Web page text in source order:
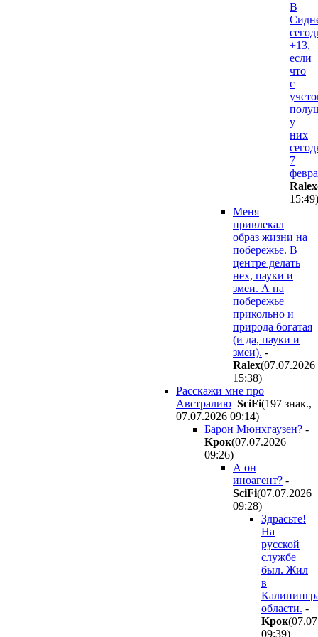
В
+13,
если
что
с
у
них
7
Ralex
15:49)
Меня
привлекал
образ жизни на
побережье. В
центре делать
нех, пауки и
змеи. А на
побережье
прикольно и
природа богатая
(и да, пауки и
змеи). -
Ralex(07.07.2026
15:38)
Расскажи мне про
Австралию SciFi(197 знак.,
07.07.2026 09:14)
Барон Мюнхгаузен? -
Kpoк(07.07.2026
09:26)
А он
иноагент? -
SciFi(07.07.2026
09:28)
Здрасьте!
На
русской
службе
был. Жил
в
области. -
Kpoк
09:39)